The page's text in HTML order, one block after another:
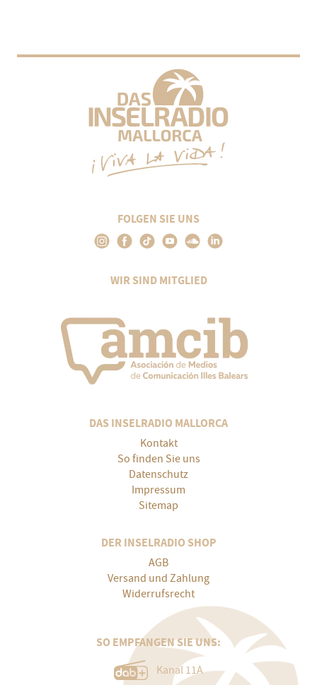
FOLGEN SIE UNS
WIR SIND MITGLIED
DAS INSELRADIO MALLORCA
Kontakt
So finden Sie uns
Datenschutz
Impressum
Sitemap
DER INSELRADIO SHOP
AGB
Versand und Zahlung
Widerrufsrecht
SO EMPFANGEN SIE UNS:
Kanal 11A